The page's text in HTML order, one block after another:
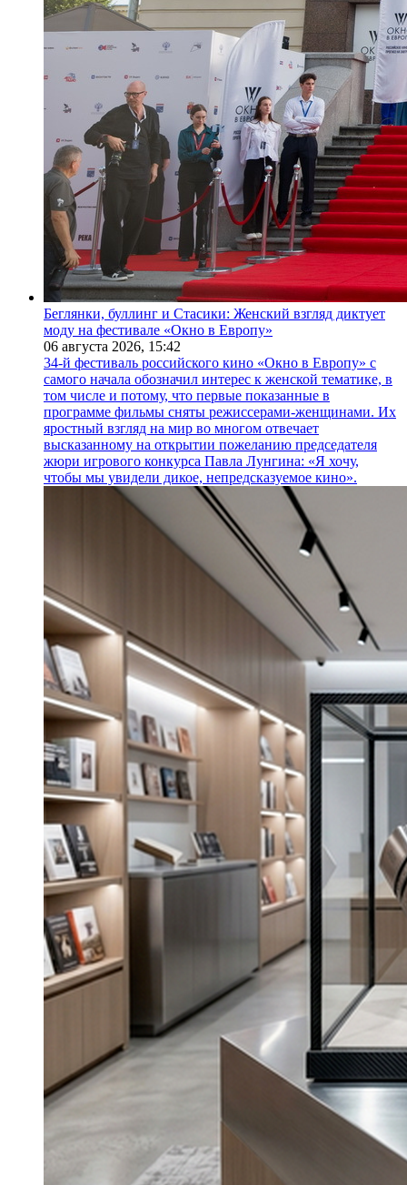
Беглянки, буллинг и Стасики: Женский взгляд диктует
моду на фестивале «Окно в Европу»
06 августа 2026, 15:42
34-й фестиваль российского кино «Окно в Европу» с
самого начала обозначил интерес к женской тематике, в
том числе и потому, что первые показанные в
программе фильмы сняты режиссерами-женщинами. Их
яростный взгляд на мир во многом отвечает
высказанному на открытии пожеланию председателя
жюри игрового конкурса Павла Лунгина: «Я хочу,
чтобы мы увидели дикое, непредсказуемое кино».